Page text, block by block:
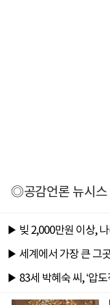
◎공감언론 뉴시스